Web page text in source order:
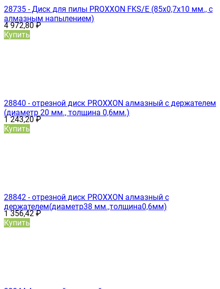
28735 - Диск для пилы PROXXON FKS/E (85х0,7х10 мм., с
алмазным напылением)
4 972,80₽
Купить
28840 - отрезной диск PROXXON алмазный с держателем
(диаметр 20 мм., толщина 0,6мм.)
1 243,20₽
Купить
28842 - отрезной диск PROXXON алмазный с
держателем(диаметр38 мм.,толщина0,6мм)
1 356,42₽
Купить